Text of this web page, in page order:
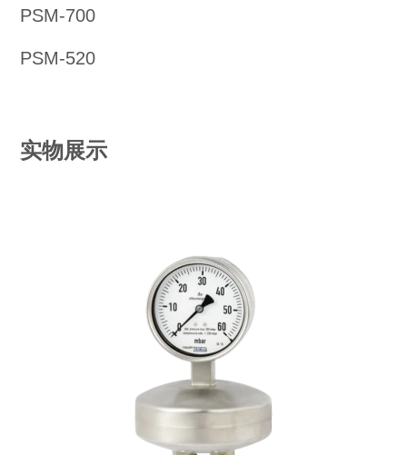
PSM-700
PSM-520
实物展示